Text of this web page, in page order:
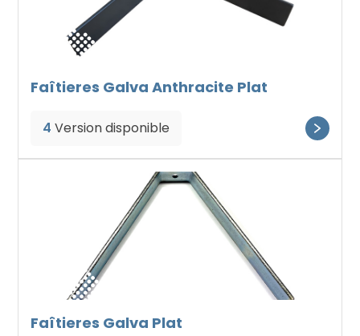
Faîtieres Galva Anthracite Plat
4 Version disponible
Faîtieres Galva Plat